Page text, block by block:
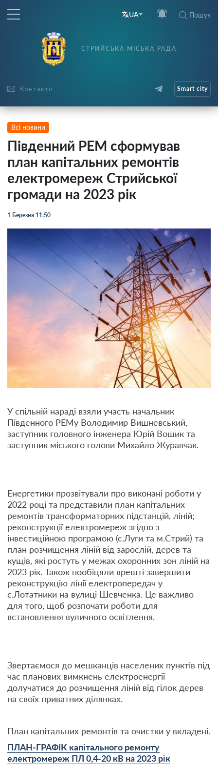
UA Пошук
Контакти
СТРИЙСЬКА МІСЬКА РАДА
Smart city
Всі новини
Південний РЕМ сформував
план капітальних ремонтів
електромереж Стрийської
громади на 2023 рік
1 Березня 11:50
У спільній нараді взяли участь начальник
Південного РЕМу Володимир Вишневський,
заступник головного інженера Юрій Вошик та
заступник міського голови Михайло Журавчак.
Енергетики прозвітували про виконані роботи у
2022 році та представили план капітальних
ремонтів трансформаторних підстанцій, ліній;
реконструкції електромереж згідно з
інвестиційною програмою (с.Луги та м.Стрий) та
план розчищення ліній від зарослій, дерев та
кущів, які ростуть у межах охоронних зон ліній на
2023 рік. Також пообіцяли врешті завершити
реконструкцію лінії електропередач у
с.Лотатники на вулиці Шевченка. Це важливо
для того, щоб розпочати роботи для
встановлення вуличного освітлення.
Звертаємося до мешканців населених пунктів під
час планових вимкнень електроенергії
долучатися до розчищення ліній від гілок дерев
на своїх приватних ділянках.
План капітальних ремонтів та очистки у вкладені.
ПЛАН-ГРАФІК капітального ремонту
електромереж ПЛ 0,4-20 кВ на 2023 рік